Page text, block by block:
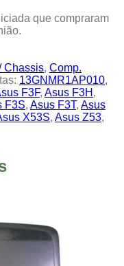
que compraram
Chassis, Comp.
13GNMR1AP010,
F3F, Asus F3H ,
F3S, Asus F3T, Asus
X53S, Asus Z53,